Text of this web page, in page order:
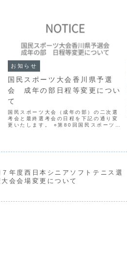
お知らせ
国民スポーツ大会香川県予選
会 成年の部日程等変更につい
て
国民スポーツ大会（成年の部）の二次選
考会と最終選考会の日程を下記の通り変
更いたします。 ○第80回国民スポーツ大
７年度西日本シニアソフトテニス選
会会場変更について